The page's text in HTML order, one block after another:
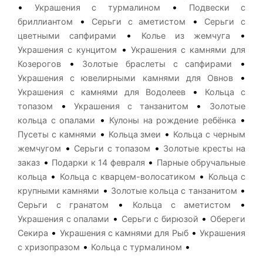
•Украшения с турмалином •
Подвески с
бриллиантом
• Серьги с аметистом •
Серьги с
цветными сапфирами
• Колье из жемчуга •
Украшения с кунцитом •Украшения с камнями для
Козерогов • Золотые браслеты с сапфирами •
Украшения с ювелирными камнями для Овнов•
Украшения с камнями для Водолеев •
Кольца с
топазом
•Украшения с танзанитом •
Золотые
кольца с опалами
• Кулоны на рождение ребёнка •
Пусеты с камнями • Кольца змеи • Кольца с черным
жемчугом • Серьги с топазом • Золотые кресты на
заказ • Подарки к 14 февраля • Парные обручальные
кольца • Кольца с кварцем-волосатиком • Кольца с
крупными камнями • Золотые кольца с танзанитом •
Серьги с гранатом • Кольца с аметистом •
Украшения с опалами • Серьги с бирюзой • Обереги
Секира • Украшения с камнями для Рыб• Украшения
с хризопразом • Кольца с турмалином •